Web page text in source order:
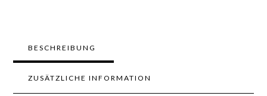
BESCHREIBUNG
ZUSÄTZLICHE INFORMATION